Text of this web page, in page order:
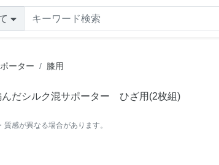
ーター 膝用
感が異なる場合があります。